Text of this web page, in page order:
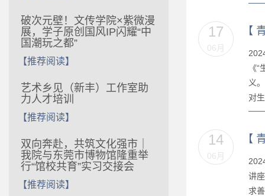
破次元壁！文传学院×紫微漫
展，学子原创国风IP闪耀“中
国潮玩之都”
【推荐阅读】
艺术乡见（新丰）工作室助
力人才培训
【推荐阅读】
双向奔赴，共筑文化强市｜
我院与东莞市博物馆隆重举
行“馆校共育”实习交接会
【推荐阅读】
17
06月
【
《
义
对
14
06月
【
讲
求